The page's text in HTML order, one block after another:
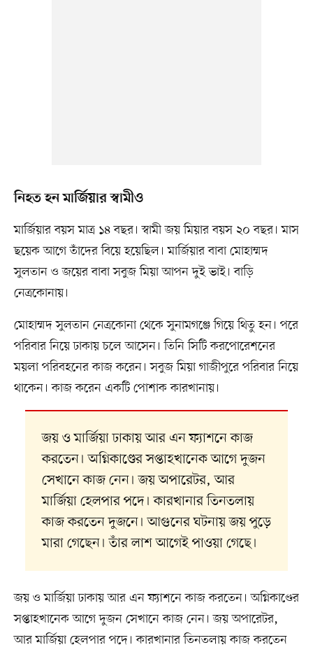
নিহত হন মার্জিয়ার স্বামীও
মার্জিয়ার বয়স মাত্র ১৪ বছর। স্বামী জয় মিয়ার বয়স ২০ বছর। মাস
ছয়েক আগে তাঁদের বিয়ে হয়েছিল। মার্জিয়ার বাবা মোহাম্মদ
সুলতান ও জয়ের বাবা সবুজ মিয়া আপন দুই ভাই। বাড়ি
নেত্রকোনায়।
মোহাম্মদ সুলতান নেত্রকোনা থেকে সুনামগঞ্জে গিয়ে থিতু হন। পরে
পরিবার নিয়ে ঢাকায় চলে আসেন। তিনি সিটি করপোরেশনের
ময়লা পরিবহনের কাজ করেন। সবুজ মিয়া গাজীপুরে পরিবার নিয়ে
থাকেন। কাজ করেন একটি পোশাক কারখানায়।
জয় ও মার্জিয়া ঢাকায় আর এন ফ্যাশনে কাজ
করতেন। অগ্নিকাণ্ডের সপ্তাহখানেক আগে দুজন
সেখানে কাজ নেন। জয় অপারেটর, আর
মার্জিয়া হেলপার পদে। কারখানার তিনতলায়
কাজ করতেন দুজনে। আগুনের ঘটনায় জয় পুড়ে
মারা গেছেন। তাঁর লাশ আগেই পাওয়া গেছে।
জয় ও মার্জিয়া ঢাকায় আর এন ফ্যাশনে কাজ করতেন। অগ্নিকাণ্ডের
সপ্তাহখানেক আগে দুজন সেখানে কাজ নেন। জয় অপারেটর,
আর মার্জিয়া হেলপার পদে। কারখানার তিনতলায় কাজ করতেন